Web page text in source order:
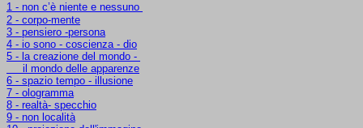
1 - non c’è niente e nessuno
2 - corpo-mente
3 - pensiero -persona
4 - io sono - coscienza - dio
5 - la creazione del mondo -
il mondo delle apparenze
6 - spazio tempo - illusione
7 - ologramma
8 - realtà- specchio
9 - non località